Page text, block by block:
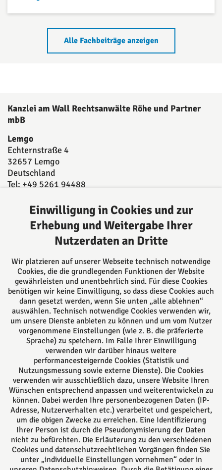
Alle Fachbeiträge anzeigen
Kanzlei am Wall Rechtsanwälte Röhe und Partner
mbB
Lemgo
Echternstraße 4
32657 Lemgo
Deutschland
Tel: +49 5261 94488
E-Mail:post@kanzleiamwall.de
Ansässig in Lemgo beraten wir Sie kompetent in
vielen Rechtsgebieten sowohl durch unsere
Rechtsanwältinnen und Rechtsanwälte, als auch
durch unsere 5 Notarinnen und Notare. Alle können
auf langjährige Erfahrung zurückgreifen und Sie
daher bestmöglich beraten.
Folgen Sie uns auf
Das europäische Kanzlei-Netzwerk
Einwilligung in Cookies und zur
Erhebung und Weitergabe Ihrer
Nutzerdaten an Dritte
Wir platzieren auf unserer Webseite technisch notwendige
Cookies, die die grundlegenden Funktionen der Website
gewährleisten und unentbehrlich sind. Für diese Cookies
benötigen wir keine Einwilligung, so dass diese Cookies auch
dann gesetzt werden, wenn Sie unten „alle ablehnen“
auswählen. Technisch notwendige Cookies verwenden wir,
um unsere Dienste anbieten zu können und um vom Nutzer
vorgenommene Einstellungen (wie z. B. die präferierte
Sprache) zu speichern. Im Falle Ihrer Einwilligung
verwenden wir darüber hinaus weitere
performancesteigernde Cookies (Statistik und
Nutzungsmessung sowie externe Dienste). Die Cookies
verwenden wir ausschließlich dazu, unsere Website Ihren
Wünschen entsprechend anpassen und weiterentwickeln zu
können. Dabei werden Ihre personenbezogenen Daten (IP-
Adresse, Nutzerverhalten etc.) verarbeitet und gespeichert,
um die obigen Zwecke zu erreichen. Eine Identifizierung
Ihrer Person ist durch die Pseudonymisierung der Daten
nicht zu befürchten. Die Erläuterung zu den verschiedenen
Cookies und datenschutzrechtlichen Vorgängen finden Sie
unter „individuelle Einstellungen vornehmen“ oder in